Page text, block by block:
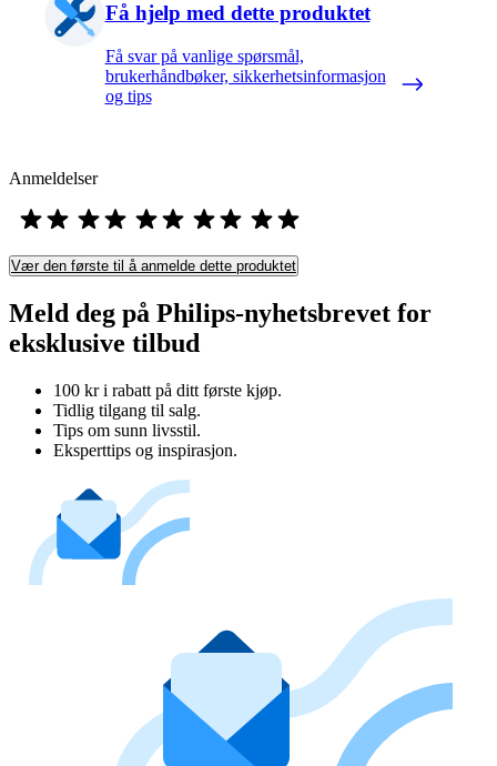
Få hjelp med dette produktet
Få svar på vanlige spørsmål,
brukerhåndbøker, sikkerhetsinformasjon
og tips
Anmeldelser
Vær den første til å anmelde dette produktet
Meld deg på Philips-nyhetsbrevet for
eksklusive tilbud
100 kr i rabatt på ditt første kjøp.
Tidlig tilgang til salg.
Tips om sunn livsstil.
Eksperttips og inspirasjon.